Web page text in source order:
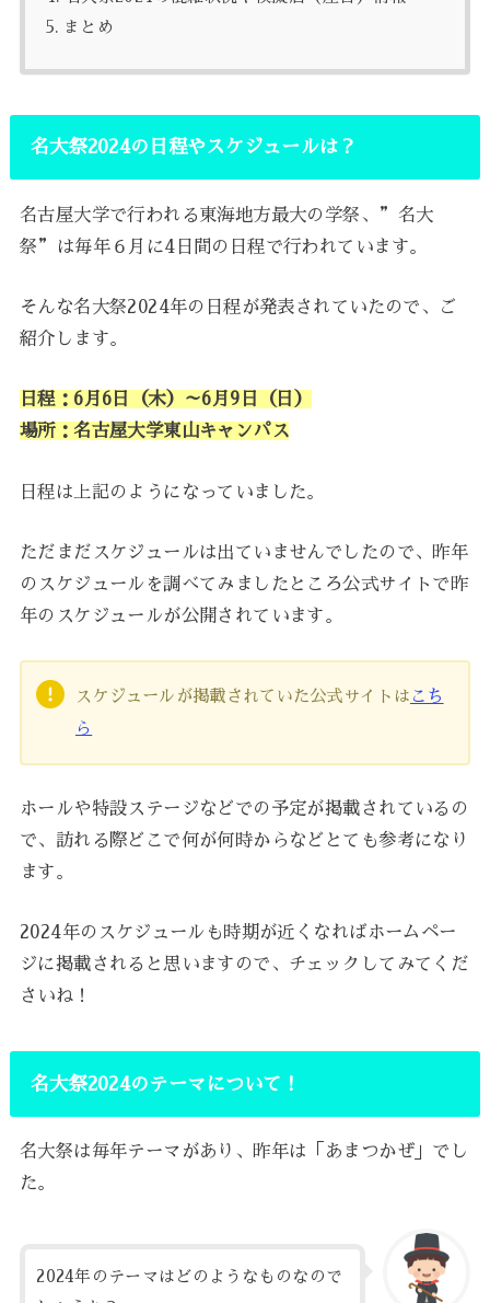
まとめ
名大祭2024の日程やスケジュールは？
名古屋大学で行われる東海地方最大の学祭、”名大
祭”は毎年６月に4日間の日程で行われています。
そんな名大祭2024年の日程が発表されていたので、ご
紹介します。
日程：6月6日（木）～6月9日（日）
場所：名古屋大学東山キャンパス
日程は上記のようになっていました。
ただまだスケジュールは出ていませんでしたので、昨年
のスケジュールを調べてみましたところ公式サイトで昨
年のスケジュールが公開されています。
スケジュールが掲載されていた公式サイトは こち
ら
ホールや特設ステージなどでの予定が掲載されているの
で、訪れる際どこで何が何時からなどとても参考になり
ます。
2024年のスケジュールも時期が近くなればホームペー
ジに掲載されると思いますので、チェックしてみてくだ
さいね！
名大祭2024のテーマについて！
名大祭は毎年テーマがあり、昨年は「あまつかぜ」でし
た。
2024年のテーマはどのようなものなので